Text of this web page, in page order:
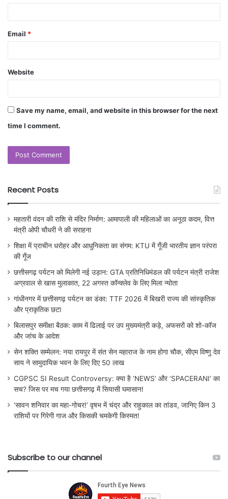
Email *
Website
Save my name, email, and website in this browser for the next
time I comment.
Recent Posts
महतारी वंदन की राशि से मंदिर निर्माण: आमापाली की महिलाओं का अनूठा कदम, वित्त
मंत्री ओपी चौधरी ने की सराहना
शिक्षा में प्राचीन धरोहर और आधुनिकता का संगम: KTU में गूँजी भारतीय ज्ञान परंपरा
की गूँज
छत्तीसगढ़ पर्यटन को मिलेगी नई उड़ान: GTA प्रतिनिधिमंडल की पर्यटन मंत्री राजेश
अग्रवाल से खास मुलाकात, 22 अगस्त कॉन्क्लेव के लिए मिला न्योता
गांधीनगर में छत्तीसगढ़ पर्यटन का डंका: TTF 2026 में बिखरी राज्य की सांस्कृतिक
और प्राकृतिक छटा
बिलासपुर समीक्षा बैठक: काम में ढिलाई पर उप मुख्यमंत्री कड़े, अफसरों को शो-कॉज
और जांच के आदेश
सेन शक्ति सम्मेलन: नया रायपुर में संत सेन महाराज के नाम होगा चौक, सीएम विष्णु देव
साय ने सामुदायिक भवन के लिए दिए 50 लाख
CGPSC SI Result Controversy: क्या है ‘NEWS’ और ‘SPACERANI’ का
सच? जिस पर मच गया छत्तीसगढ़ में सियासी घमासान!
‘सावन शनिवार का महा-गोचर!’ वृषभ में चंद्र और राहुकाल का तांडव, जानिए किन 3
राशियों पर गिरेगी गाज और किसकी चमकेगी किस्मत!
Subscribe to our channel